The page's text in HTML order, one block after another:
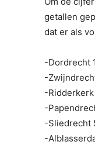
getallen
dat er als
-Dordrecht
-
-
-
-Sliedrecht
-